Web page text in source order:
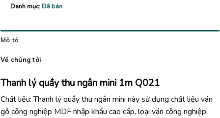
Danh mục:Đã bán
Mô tả
Về chúng tôi
Thanh lý quầy thu ngân mini 1m Q021
Chất liệu: Thanh lý quầy thu ngân mini này sử dụng chất liệu ván
gỗ công nghiệp MDF nhập khẩu cao cấp, loại ván công nghiệp